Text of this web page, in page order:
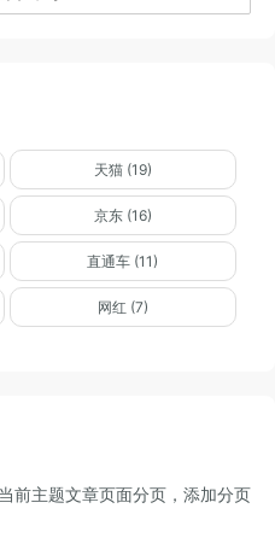
天猫 (19)
京东 (16)
直通车 (11)
网红 (7)
前主题文章页面分页，添加分页